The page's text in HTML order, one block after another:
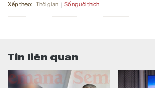
Xếp theo: Thời gian Số người thích
Tin liên quan